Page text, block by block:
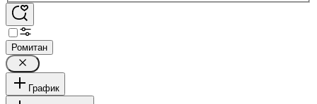
Ромитан
График